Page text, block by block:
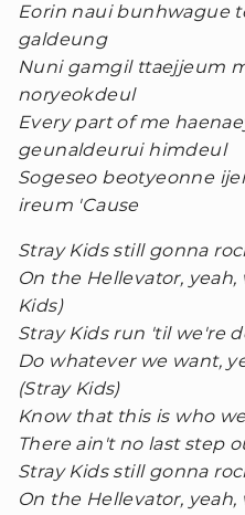
Eorin naui bunhwague
galdeung
Nuni gamgil ttaejjeum
noryeokdeul
Every part of me
geunaldeurui himdeul
Sogeseo beotyeonne
ireum 'Cause
Stray Kids still gonna
On the Hellevator,
Kids)
Stray Kids run 'til we're
Do whatever we want,
(Stray Kids)
Know that this is who
There ain't no last step
Stray Kids still gonna
On the Hellevator,